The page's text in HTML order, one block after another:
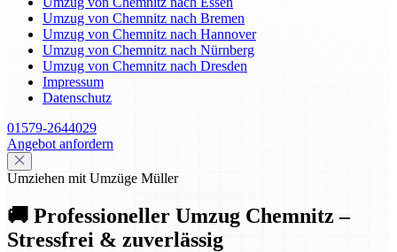
Umzug von Chemnitz nach Bremen
Umzug von Chemnitz nach Hannover
Umzug von Chemnitz nach Nürnberg
Umzug von Chemnitz nach Dresden
Impressum
Datenschutz
01579-2644029
Angebot anfordern
Umziehen mit Umzüge Müller
🚚 Professioneller Umzug Chemnitz –
Stressfrei & zuverlässig